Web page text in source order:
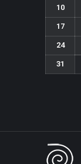
10
17
24
31